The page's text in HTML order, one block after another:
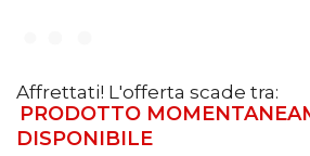
Affrettati! L'offerta scade tra:
PRODOTTO
DISPONIBILE